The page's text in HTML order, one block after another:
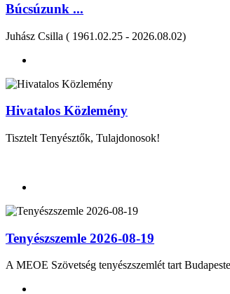
Búcsúzunk ...
Juhász Csilla ( 1961.02.25 - 2026.08.02)
Hivatalos Közlemény
Tisztelt Tenyésztők, Tulajdonosok!
Tenyészszemle 2026-08-19
A MEOE Szövetség tenyészszemlét tart